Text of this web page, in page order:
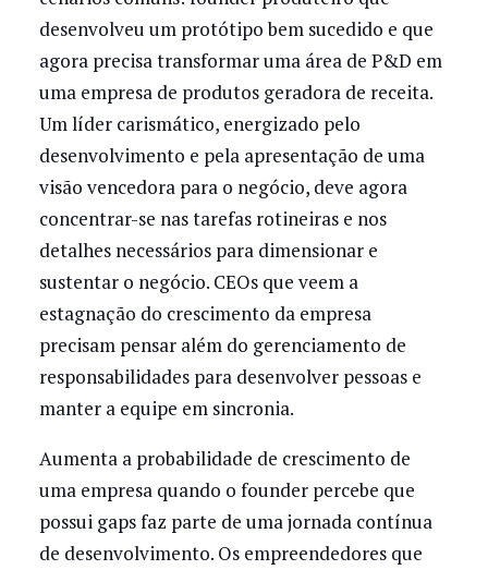
desenvolveu um protótipo bem sucedido e que
agora precisa transformar uma área de P&D em
uma empresa de produtos geradora de receita.
Um líder carismático, energizado pelo
desenvolvimento e pela apresentação de uma
visão vencedora para o negócio, deve agora
concentrar-se nas tarefas rotineiras e nos
detalhes necessários para dimensionar e
sustentar o negócio. CEOs que veem a
estagnação do crescimento da empresa
precisam pensar além do gerenciamento de
responsabilidades para desenvolver pessoas e
manter a equipe em sincronia.
Aumenta a probabilidade de crescimento de
uma empresa quando o founder percebe que
possui gaps faz parte de uma jornada contínua
de desenvolvimento. Os empreendedores que